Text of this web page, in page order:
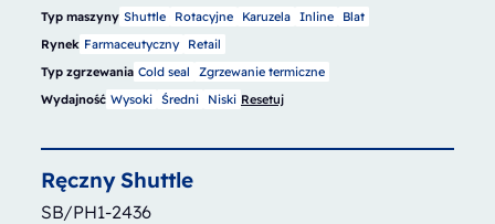
Typ maszyny Shuttle Rotacyjne Karuzela Inline
Blat
Rynek Farmaceutyczny
Retail
Typ zgrzewania Cold seal
Zgrzewanie termiczne
Wydajność Wysoki Średni Niski Resetuj
RęcznyShuttle
SB/PH1-2436